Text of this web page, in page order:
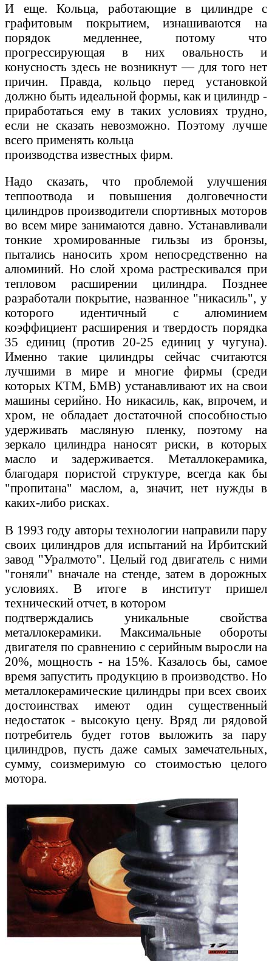
И еще. Кольца, работающие в цилиндре с
графитовым покрытием, изнашиваются на
порядок медленнее, потому что
прогрессирующая в них овальность и
конусность здесь не возникнут — для того нет
причин. Правда, кольцо перед установкой
должно быть идеальной формы, как и цилиндр -
приработаться ему в таких условиях трудно,
если не сказать невозможно. Поэтому лучше
всего применять кольца
производства известных фирм.
Надо сказать, что проблемой улучшения
теппоотвода и повышения долговечности
цилиндров производители спортивных моторов
во всем мире занимаются давно. Устанавливали
тонкие хромированные гильзы из бронзы,
пытались наносить хром непосредственно на
алюминий. Но слой хрома растрескивался при
тепловом расширении цилиндра. Позднее
разработали покрытие, названное "никасиль", у
которого идентичный с алюминием
коэффициент расширения и твердость порядка
35 единиц (против 20-25 единиц у чугуна).
Именно такие цилиндры сейчас считаются
лучшими в мире и многие фирмы (среди
которых КТМ, БМВ) устанавливают их на свои
машины серийно. Но никасиль, как, впрочем, и
хром, не обладает достаточной способностью
удерживать масляную пленку, поэтому на
зеркало цилиндра наносят риски, в которых
масло и задерживается. Металлокерамика,
благодаря пористой структуре, всегда как бы
"пропитана" маслом, а, значит, нет нужды в
каких-либо рисках.
В 1993 году авторы технологии направили пару
своих цилиндров для испытаний на Ирбитский
завод "Уралмото". Целый год двигатель с ними
"гоняли" вначале на стенде, затем в дорожных
условиях. В итоге в институт пришел
технический отчет, в котором
подтверждались уникальные свойства
металлокерамики. Максимальные обороты
двигателя по сравнению с серийным выросли на
20%, мощность - на 15%. Казалось бы, самое
время запустить продукцию в производство. Но
металлокерамические цилиндры при всех своих
достоинствах имеют один существенный
недостаток - высокую цену. Вряд ли рядовой
потребитель будет готов выложить за пару
цилиндров, пусть даже самых замечательных,
сумму, соизмеримую со стоимостью целого
мотора.